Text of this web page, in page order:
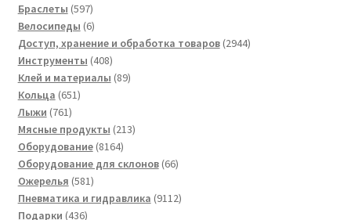
Браслеты 597597
товаров
Велосипеды 66
товаров
Доступ, хранение и обработка товаров 29442944
Инструменты 408408
товаров
Клей и материалы 8989
Кольца 651651
Лыжи 761761
товар
Мясные продукты 213213
Оборудование 81648164
товара
Оборудование для склонов 6666
Ожерелья 581581
товар
Пневматика и гидравлика 91129112
Подарки 436436